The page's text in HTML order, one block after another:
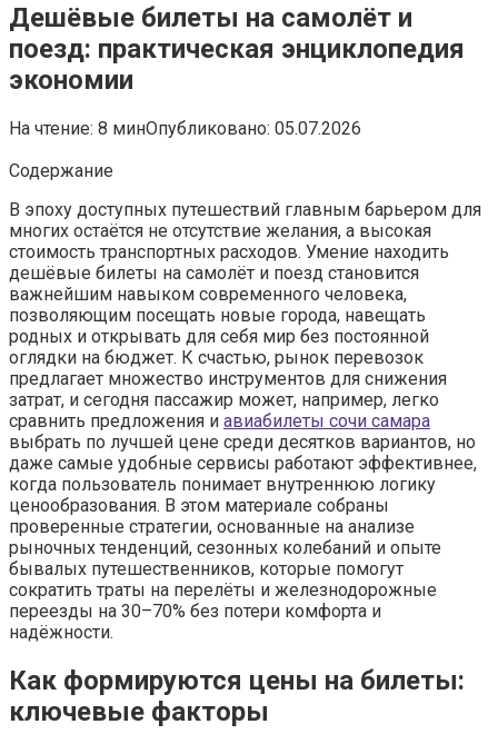
Дешёвые билеты на самолёт и
поезд: практическая энциклопедия
экономии
На чтение: 8 минОпубликовано: 05.07.2026
Содержание
В эпоху доступных путешествий главным барьером для
многих остаётся не отсутствие желания, а высокая
стоимость транспортных расходов. Умение находить
дешёвые билеты на самолёт и поезд становится
важнейшим навыком современного человека,
позволяющим посещать новые города, навещать
родных и открывать для себя мир без постоянной
оглядки на бюджет. К счастью, рынок перевозок
предлагает множество инструментов для снижения
затрат, и сегодня пассажир может, например, легко
сравнить предложения и авиабилеты сочи самара
выбрать по лучшей цене среди десятков вариантов, но
даже самые удобные сервисы работают эффективнее,
когда пользователь понимает внутреннюю логику
ценообразования. В этом материале собраны
проверенные стратегии, основанные на анализе
рыночных тенденций, сезонных колебаний и опыте
бывалых путешественников, которые помогут
сократить траты на перелёты и железнодорожные
переезды на 30–70% без потери комфорта и
надёжности.
Как формируются цены на билеты:
ключевые факторы